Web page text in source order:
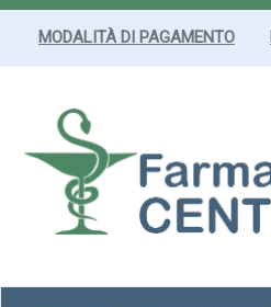
Passa
MODALITÀ DI PAGAMENTO